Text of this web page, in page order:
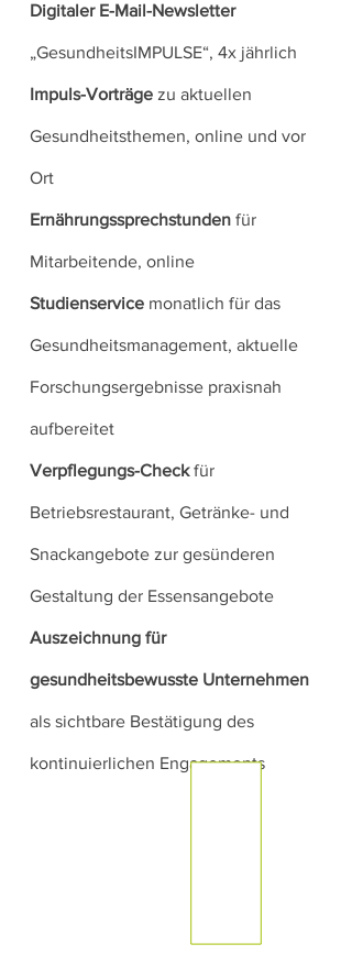
Digitaler E-Mail-Newsletter
„GesundheitsIMPULSE“, 4x jährlich
Impuls-Vorträge zu aktuellen
Gesundheitsthemen, online und vor
Ort
Ernährungssprechstunden für
Mitarbeitende, online
Studienservice monatlich für das
Gesundheitsmanagement, aktuelle
Forschungsergebnisse praxisnah
aufbereitet
Verpflegungs-Checkfür
Betriebsrestaurant, Getränke- und
Snackangebote zur gesünderen
Gestaltung der Essensangebote
Auszeichnung für
gesundheitsbewusste Unternehmen
als sichtbare Bestätigung des
kontinuierlichen Engagements